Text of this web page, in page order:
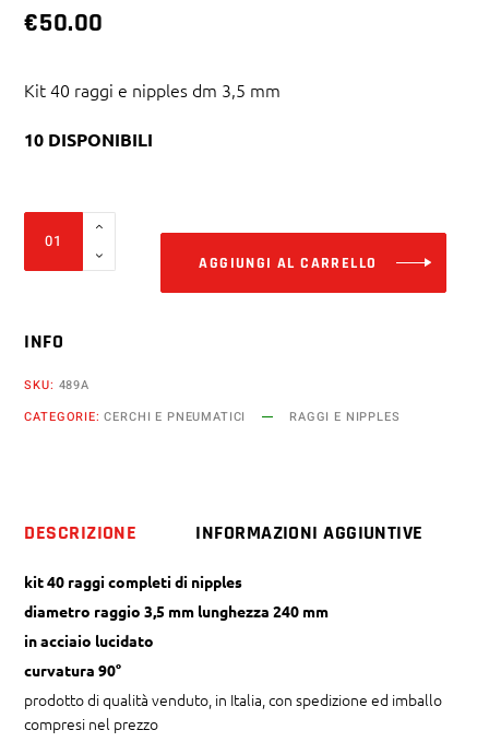
€50.00
Kit 40 raggi e nipples dm 3,5 mm
10 DISPONIBILI
nipples
90°
quantity
AGGIUNGI AL CARRELLO
INFO
SKU: 489A
CATEGORIE:CERCHI E PNEUMATICI RAGGI E NIPPLES
DESCRIZIONE INFORMAZIONI AGGIUNTIVE
kit 40 raggi completi di nipples
diametro raggio 3,5 mm lunghezza 240 mm
in acciaio lucidato
curvatura 90°
prodotto di qualità venduto, in Italia, con spedizione ed imballo
compresi nel prezzo